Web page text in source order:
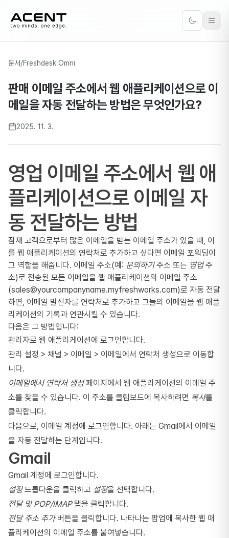
ACENT
Toggle
문서/Freshdesk Omni
판매 이메일 주소에서 웹 애플리케이션으로 이
메일을 자동 전달하는 방법은 무엇인가요?
2025. 11. 3.
영업 이메일 주소에서 웹 애
플리케이션으로 이메일 자
동 전달하는 방법
잠재 고객으로부터 많은 이메일을 받는 이메일 주소가 있을 때, 이
를 웹 애플리케이션의 연락처로 추가하고 싶다면 이메일 포워딩이
그 역할을 해줍니다. 이메일 주소(예: 문의하기주소 또는 영업주
소)로 전송된 모든 이메일을 웹 애플리케이션의 이메일 주소
(sales@yourcompanyname.myfreshworks.com)로 자동 전달
하면, 이메일 발신자를 연락처로 추가하고 그들의 이메일을 웹 애플
리케이션의 기록과 연관시킬 수 있습니다.
다음은 그 방법입니다:
관리자로 웹 애플리케이션에 로그인합니다.
관리 설정 > 채널 > 이메일 > 이메일에서 연락처 생성으로 이동합
니다.
이메일에서 연락처 생성페이지에서 웹 애플리케이션의 이메일 주
소를 찾을 수 있습니다. 이 주소를 클립보드에 복사하려면 복사를
클릭합니다.
다음으로, 이메일 계정에 로그인합니다. 아래는 Gmail에서 이메일
을 자동 전달하는 단계입니다.
Gmail
Gmail 계정에 로그인합니다.
설정드롭다운을 클릭하고 설정을 선택합니다.
전달 및 POP/IMAP탭을 클릭합니다.
전달 주소 추가버튼을 클릭합니다. 나타나는 팝업에 복사한 웹 애
플리케이션의 이메일 주소를 붙여넣습니다.